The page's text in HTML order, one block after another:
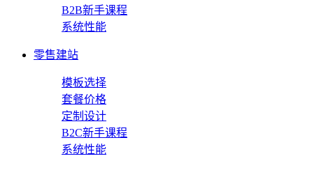
B2B新手课程
系统性能
零售建站
模板选择
套餐价格
定制设计
B2C新手课程
系统性能